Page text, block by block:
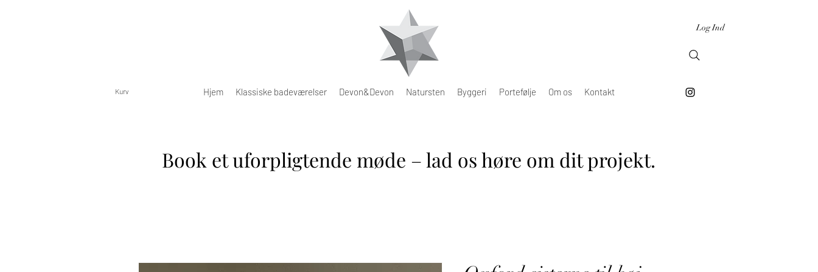
Log Ind
Kurv Hjem Klassiske badeværelser Devon&Devon Natursten Byggeri Portefølje Om os Kontakt
Book et uforpligtende møde – lad os høre om dit projekt.